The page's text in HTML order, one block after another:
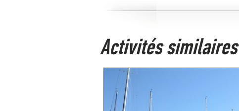
Activités